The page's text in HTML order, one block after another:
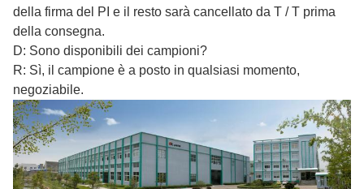
della firma del PI e il resto sarà cancellato da T / T prima
della consegna.
D: Sono disponibili dei campioni?
R: Sì, il campione è a posto in qualsiasi momento,
negoziabile.